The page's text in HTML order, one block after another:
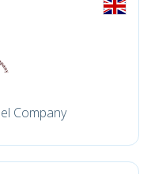
Company